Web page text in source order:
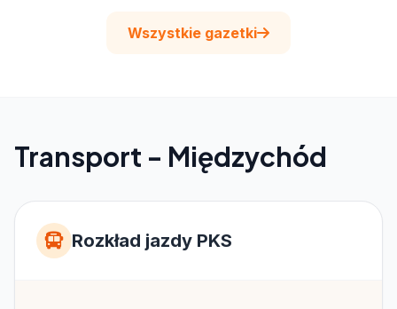
Wszystkie gazetki
Transport - Międzychód
Rozkład jazdy PKS